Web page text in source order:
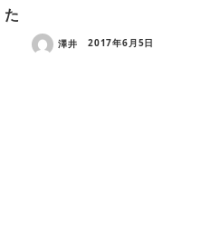
た
澤井 2017年6月5日